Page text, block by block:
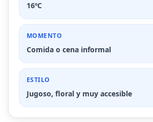
16ºC
MOMENTO
Comida o cena informal
ESTILO
Jugoso, floral y muy accesible